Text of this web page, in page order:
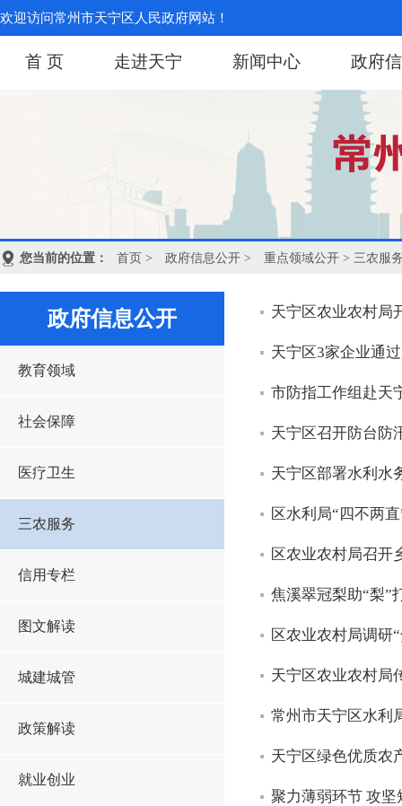
欢迎访问常州市天宁区人民政府网站！
首 页 走进天宁 新闻中心 政府
您当前的位置： 首页 > 政府信息公开 > 重点领域公开 > 三农服
政府信息公开
教育领域
社会保障
医疗卫生
三农服务
信用专栏
图文解读
城建城管
政策解读
就业创业
天宁区农业农村局
天宁区3家企业通
市防指工作组赴天
天宁区召开防台防
天宁区部署水利水
区水利局“四不两
区农业农村局召开
焦溪翠冠梨助“梨”
区农业农村局调研
天宁区农业农村局
常州市天宁区水利
天宁区绿色优质农
聚力薄弱环节 攻坚